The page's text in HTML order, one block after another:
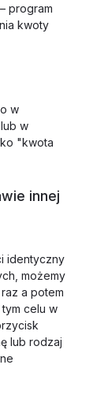
program
kwoty
w
w
"kwota
innej
identyczny
możemy
a potem
celu w
lub rodzaj